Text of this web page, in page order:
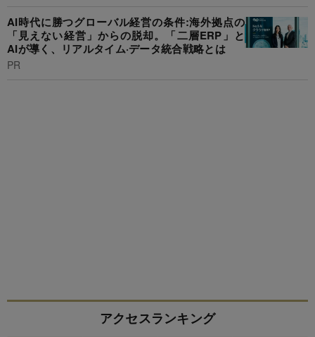
AI時代に勝つグローバル経営の条件:海外拠点の
「見えない経営」からの脱却。「二層ERP」と
AIが導く、リアルタイム·データ統合戦略とは
PR
アクセスランキング